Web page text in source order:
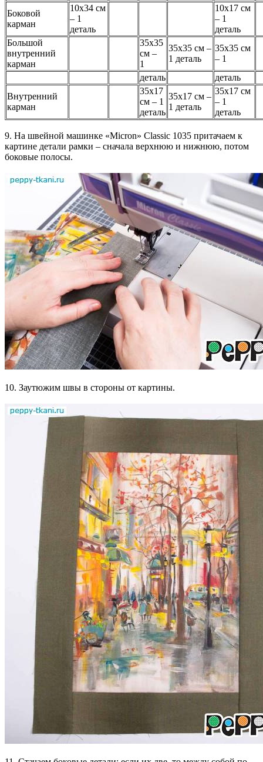
Боковой
карман
10х34 см
– 1
деталь
10х17 см
– 1
деталь
Большой
внутренний
карман
35х35
см –
1
35х35 см –
1 деталь
35х35 см
– 1
деталь
деталь
Внутренний
карман
35х17
см – 1
деталь
35х17 см –
1 деталь
35х17 см
– 1
деталь
9. На швейной машинке «Micron» Classic 1035 притачаем к
картине детали рамки – сначала верхнюю и нижнюю, потом
боковые полосы.
10. Заутюжим швы в стороны от картины.